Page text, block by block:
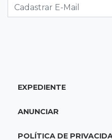
alerta para
15:44Em tramitação
divulgam bets em
EXPEDIENTE
ANUNCIAR
POLÍTICA DE